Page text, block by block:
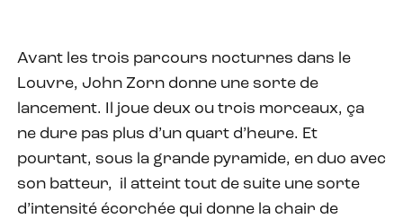
Avant les trois parcours nocturnes dans le
Louvre, John Zorn donne une sorte de
lancement. Il joue deux ou trois morceaux, ça
ne dure pas plus d’un quart d’heure. Et
pourtant, sous la grande pyramide, en duo avec
son batteur, il atteint tout de suite une sorte
d’intensité écorchée qui donne la chair de